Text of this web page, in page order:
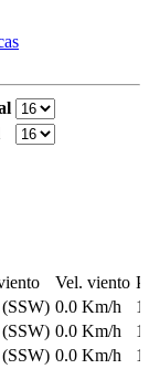
Vel. viento
(SSW) 0.0 Km/h
(SSW) 0.0 Km/h
(SSW) 0.0 Km/h